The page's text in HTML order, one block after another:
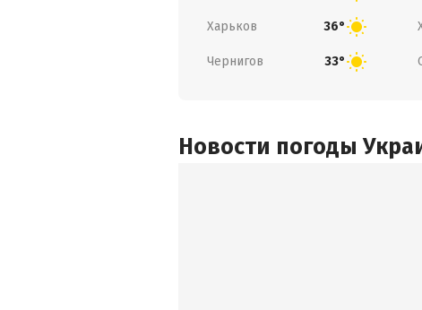
Харьков 36°
Чернигов 33°
Новости погоды